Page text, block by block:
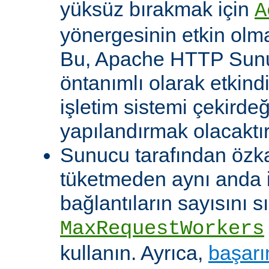
yüksüz bırakmak için
yönergesinin etkin
Bu, Apache HTTP
öntanımlı olarak
işletim sistemi
yapılandırmak
Sunucu tarafından
tüketmeden aynı
bağlantıların sayısını
MaxRequestWorkers
kullanın. Ayrıca,